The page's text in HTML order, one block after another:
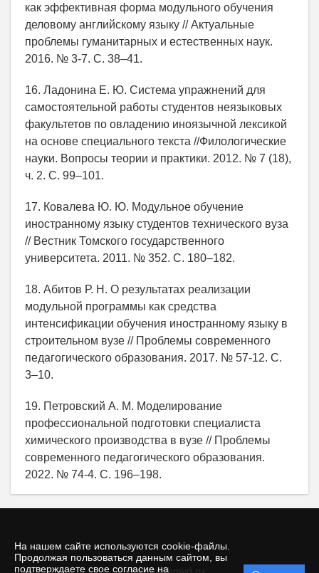
На нашем сайте используются cookie-файлы.
Продолжая пользоваться данным сайтом, вы
подтверждаете свое согласие на
как эффективная форма модульного обучения
деловому английскому языку // Актуальные
проблемы гуманитарных и естественных наук.
2016. № 3-7. С. 38–41.
16. Ладонина Е. Ю. Система упражнений для
самостоятельной работы студентов неязыковых
факультетов по овладению иноязычной лексикой
на основе специального текста //Филологические
науки. Вопросы теории и практики. 2012. № 7 (18),
ч. 2. С. 99–101.
17. Ковалева Ю. Ю. Модульное обучение
иностранному языку студентов технического вуза
// Вестник Томского государственного
университета. 2011. № 352. С. 180–182.
18. Абитов Р. Н. О результатах реализации
модульной программы как средства
интенсификации обучения иностранному языку в
строительном вузе // Проблемы современного
педагогического образования. 2017. № 57-12. С.
3–10.
19. Петровский А. М. Моделирование
профессиональной подготовки специалиста
химического производства в вузе // Проблемы
современного педагогического образования.
2022. № 74-4. С. 196–198.